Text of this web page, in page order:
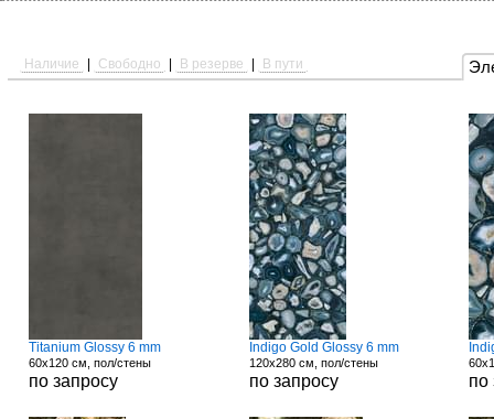
Наличие Свободно В резерве В пути
Titanium Glossy 6 mm
60x120 см, пол/стены
по запросу
Indigo Gold Glossy 6 mm
120x280 см, пол/стены
по запросу по